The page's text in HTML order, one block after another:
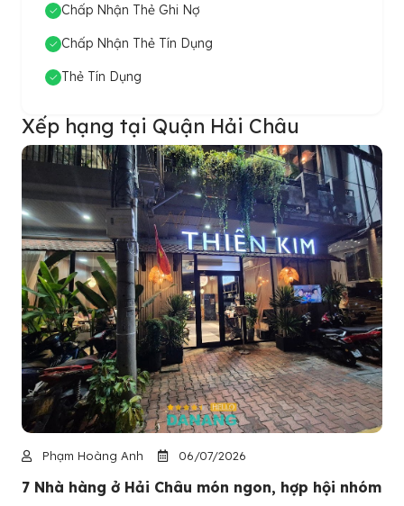
Chấp Nhận Thẻ Ghi Nợ
Chấp Nhận Thẻ Tín Dụng
Thẻ Tín Dụng
Xếp hạng tại Quận Hải Châu
Phạm Hoàng Anh 06/07/2026
7 Nhà hàng ở Hải Châu món ngon, hợp hội nhóm